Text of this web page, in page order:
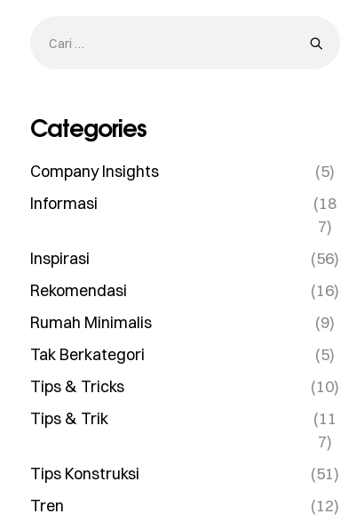
Categories
Company Insights
(5)
Informasi
(18
7)
Inspirasi
(56)
Rekomendasi
(16)
Rumah Minimalis
(9)
Tak Berkategori
(5)
Tips & Tricks
(10)
Tips & Trik
(11
7)
Tips Konstruksi
(51)
Tren
(12)